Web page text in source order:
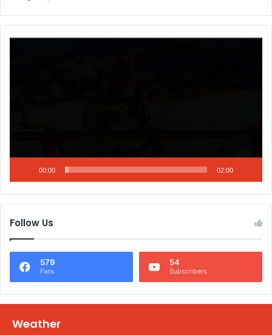
00:00 02:00
Follow Us
579
Fans
54
Subscribers
Weather